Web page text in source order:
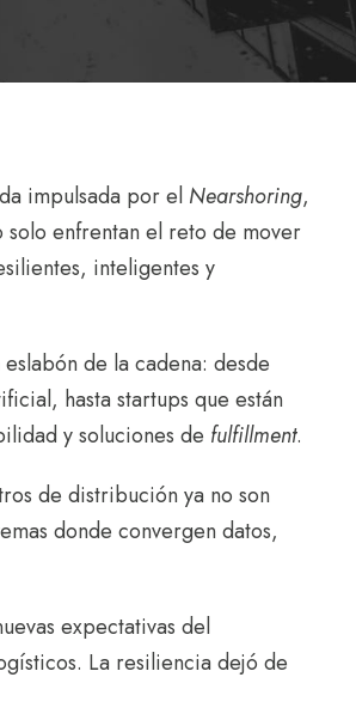
impulsada por el Nearshoring,
solo enfrentan el reto de mover
inteligentes y
de la cadena: desde
hasta startups que están
y soluciones de fulfillment.
de distribución ya no son
donde convergen datos,
expectativas del
La resiliencia dejó de